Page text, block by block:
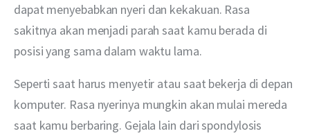
dapat menyebabkan nyeri dan kekakuan. Rasa
sakitnya akan menjadi parah saat kamu berada di
posisi yang sama dalam waktu lama.
Seperti saat harus menyetir atau saat bekerja di depan
komputer. Rasa nyerinya mungkin akan mulai mereda
saat kamu berbaring. Gejala lain dari spondylosis